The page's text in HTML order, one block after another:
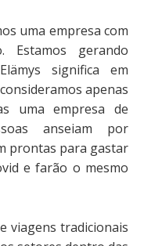
uma empresa com
Estamos gerando
significa em
apenas
uma empresa de
anseiam por
prontas para gastar
e farão o mesmo
viagens tradicionais